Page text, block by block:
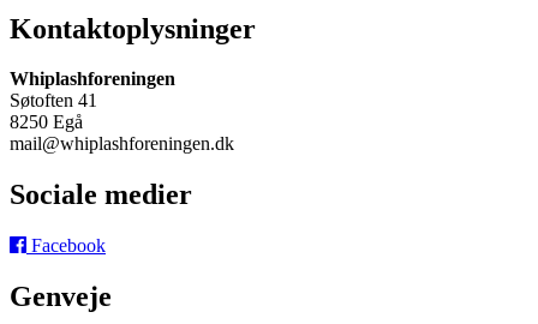
Kontaktoplysninger
Whiplashforeningen
Søtoften 41
8250 Egå
mail@whiplashforeningen.dk
Sociale medier
Facebook
Genveje